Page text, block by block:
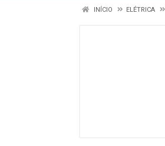
INÍCIO ELÉTRICA